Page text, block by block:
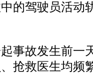
的驾驶员活动
故发生前一
抢救医生均频